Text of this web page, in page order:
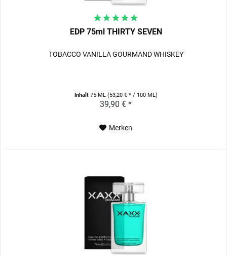
EDP 75ml THIRTY SEVEN
TOBACCO VANILLA GOURMAND WHISKEY
Inhalt 75 ML (53,20 € * / 100 ML)
39,90 € *
Merken